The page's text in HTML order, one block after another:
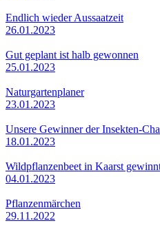
Endlich wieder Aussaatzeit
26.01.2023
Gut geplant ist halb gewonnen
25.01.2023
Naturgartenplaner
23.01.2023
Unsere Gewinner der Insekten-
18.01.2023
Wildpflanzenbeet in Kaarst
04.01.2023
Pflanzenmärchen
29.11.2022